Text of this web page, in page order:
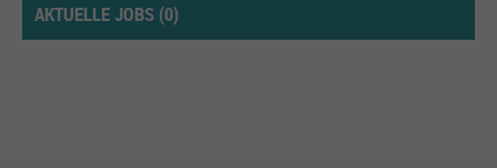
AKTUELLE JOBS (0)